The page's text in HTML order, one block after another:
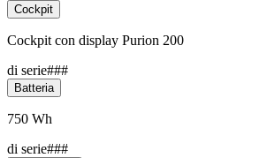
Cockpit
Cockpit con display Purion 200
di serie###
Batteria
750 Wh
di serie###